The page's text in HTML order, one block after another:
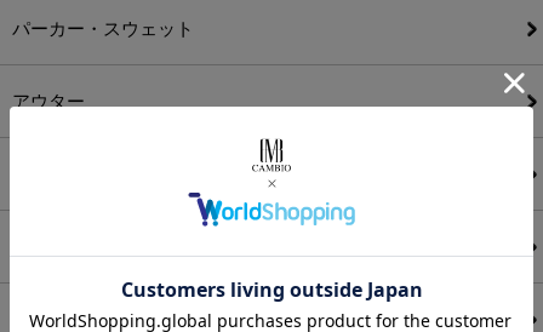
パーカー・スウェット
アウター
アクセサリー